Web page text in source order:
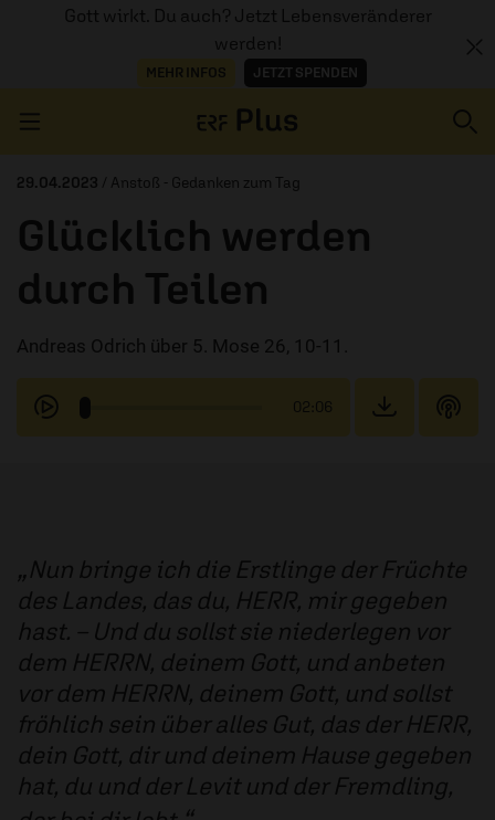
Gott wirkt. Du auch? Jetzt Lebensveränderer
werden!
MEHR INFOS JETZT SPENDEN
AUDIOTHEK
PROGRAMM
MITMACHEN
29.04.2023 / Anstoß - Gedanken zum Tag
Glücklich werden
durch Teilen
Andreas Odrich über 5. Mose 26, 10-11.
02:06
Nun bringe ich die Erstlinge der Früchte
des Landes, das du, HERR, mir gegeben
hast. – Und du sollst sie niederlegen vor
dem HERRN, deinem Gott, und anbeten
vor dem HERRN, deinem Gott, und sollst
fröhlich sein über alles Gut, das der HERR,
dein Gott, dir und deinem Hause gegeben
hat, du und der Levit und der Fremdling,